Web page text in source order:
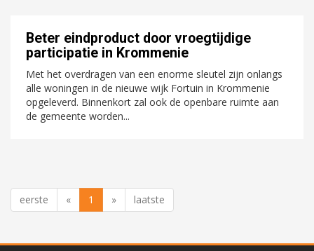
Beter eindproduct door vroegtijdige
participatie in Krommenie
Met het overdragen van een enorme sleutel zijn onlangs
alle woningen in de nieuwe wijk Fortuin in Krommenie
opgeleverd. Binnenkort zal ook de openbare ruimte aan
de gemeente worden...
eerste « 1 » laatste